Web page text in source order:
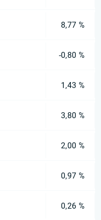
8,77 %
-0,80 %
1,43 %
3,80 %
2,00 %
0,97 %
0,26 %